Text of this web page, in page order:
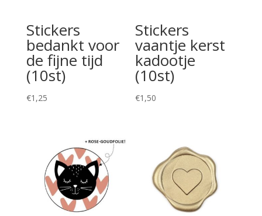
Stickers
bedankt voor
de fijne tijd
(10st)
€1,25
Stickers
vaantje kerst
kadootje
(10st)
€1,50